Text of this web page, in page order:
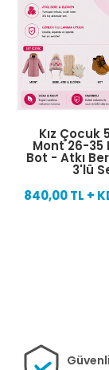
Kız Çocuk
Mont 26-35
Bot - Atkı
3'lü
840,00 TL +